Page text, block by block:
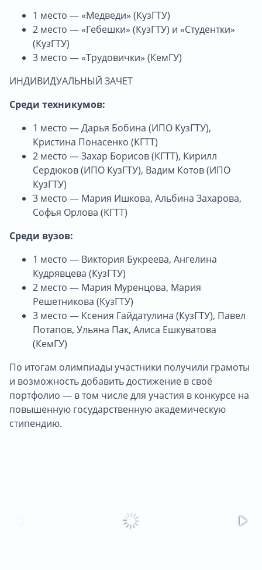
1 место — «Медведи» (КузГТУ)
2 место — «Гебешки» (КузГТУ) и «Студентки»
(КузГТУ)
3 место — «Трудовички» (КемГУ)
ИНДИВИДУАЛЬНЫЙ ЗАЧЕТ
Среди техникумов:
1 место — Дарья Бобина (ИПО КузГТУ),
Кристина Понасенко (КГТТ)
2 место — Захар Борисов (КГТТ), Кирилл
Сердюков (ИПО КузГТУ), Вадим Котов (ИПО
КузГТУ)
3 место — Мария Ишкова, Альбина Захарова,
Софья Орлова (КГТТ)
Среди вузов:
1 место — Виктория Букреева, Ангелина
Кудрявцева (КузГТУ)
2 место — Мария Муренцова, Мария
Решетникова (КузГТУ)
3 место — Ксения Гайдатулина (КузГТУ), Павел
Потапов, Ульяна Пак, Алиса Ешкуватова
(КемГУ)
По итогам олимпиады участники получили грамоты
и возможность добавить достижение в своё
портфолио — в том числе для участия в конкурсе на
повышенную государственную академическую
стипендию.